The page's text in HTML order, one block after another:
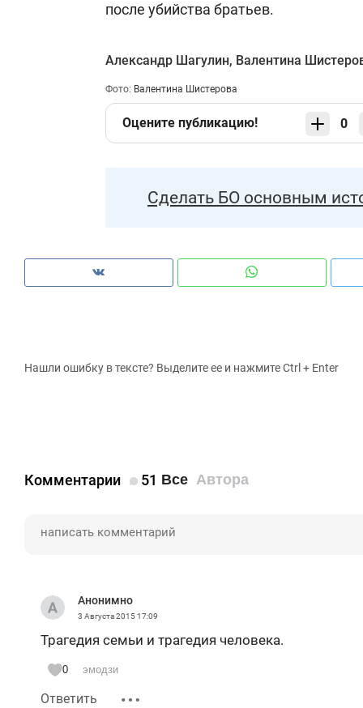
после убийства братьев.
Александр Шагулин, Валентина
Фото: Валентина Шистерова
Оцените публикацию! 0
Сделать БО основным
Нашли ошибку в тексте? Выделите ее и нажмите Ctrl + Enter
Комментарии 51 Все Автора
Анонимно
3 Августа 201517:09
Трагедия семьи и трагедия человека.
0 эмодзи
Ответить